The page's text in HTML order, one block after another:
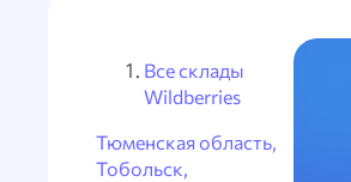
Все склады
Wildberries
Тюменская область,
Тобольск,